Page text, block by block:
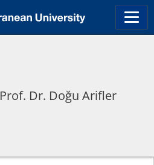
Prof. Dr. Doğu Arifler